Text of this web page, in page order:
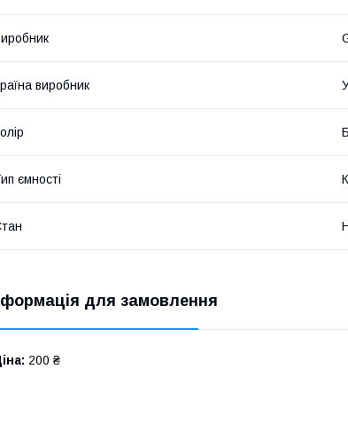
виробник
ємності
для замовлення
200 ₴